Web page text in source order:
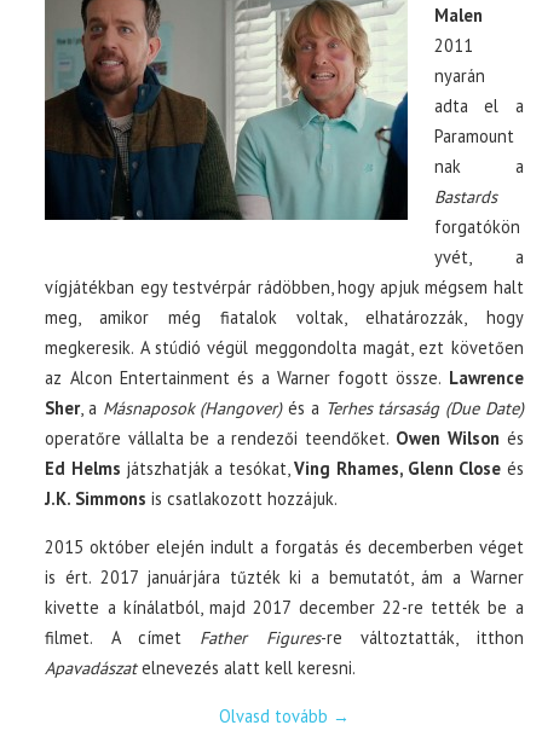
Malen
2011
nyarán
adta el a
Paramount
nak a
Bastards
forgatókön
yvét, a
vígjátékban egy testvérpár rádöbben, hogy apjuk mégsem halt
meg, amikor még fiatalok voltak, elhatározzák, hogy
megkeresik. A stúdió végül meggondolta magát, ezt követően
az Alcon Entertainment és a Warner fogott össze. Lawrence
Sher, a Másnaposok (Hangover)és a Terhes társaság (Due Date)
operatőre vállalta be a rendezői teendőket. Owen Wilson és
Ed Helms játszhatják a tesókat,Ving Rhames, Glenn Close és
J.K. Simmons is csatlakozott hozzájuk.
2015 október elején indult a forgatás és decemberben véget
is ért. 2017 januárjára tűzték ki a bemutatót, ám a Warner
kivette a kínálatból, majd 2017 december 22-re tették be a
filmet. A címet Father Figures-re változtatták, itthon
Apavadászatelnevezés alatt kell keresni.
Olvasd tovább →